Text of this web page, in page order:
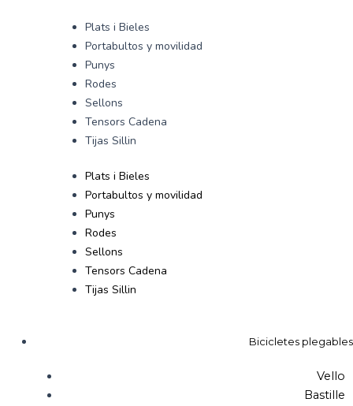
Plats i Bieles
Portabultos y movilidad
Punys
Rodes
Sellons
Tensors Cadena
Tijas Sillin
Plats i Bieles
Portabultos y movilidad
Punys
Rodes
Sellons
Tensors Cadena
Tijas Sillin
Bicicletes plegables
Vello
Bastille